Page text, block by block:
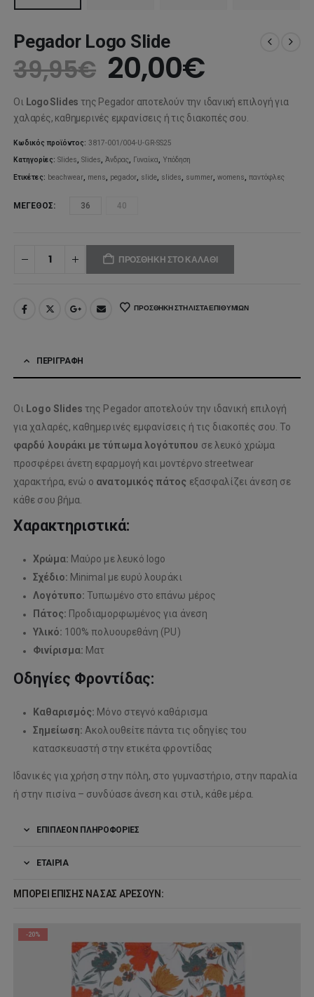
Pegador Logo Slide
39,95€ Original
price
was:
39,95€.
20,00€Η
τιμή
20,00€.
Οι Logo Slides της Pegador αποτελούν την ιδανική επιλογή για
χαλαρές, καθημερινές εμφανίσεις ή τις διακοπές σου.
Κωδικός προϊόντος: 3817-001/004-U-GR-SS25
Κατηγορίες:Slides,Slides,Άνδρας, Γυναίκα, Υπόδηση
Ετικέτες: beachwear, mens, pegador, slide, slides, summer,womens,παντόφλες
ΜΈΓΕΘΟΣ 36 40
ΠΡΟΣΘΉΚΗ ΣΤΟ ΚΑΛΆΘΙ
ΠΡΟΣΘΉΚΗ ΣΤΗ ΛΊΣΤΑ ΕΠΙΘΥΜΙΏΝ
ΠΕΡΙΓΡΑΦΉ
Οι Logo Slides της Pegador αποτελούν την ιδανική επιλογή
για χαλαρές, καθημερινές εμφανίσεις ή τις διακοπές σου. Το
φαρδύ λουράκι με τύπωμα λογότυπου σε λευκό χρώμα
προσφέρει άνετη εφαρμογή και μοντέρνο streetwear
χαρακτήρα, ενώ ο ανατομικός πάτος εξασφαλίζει άνεση σε
κάθε σου βήμα.
Χαρακτηριστικά:
Χρώμα: Μαύρο με λευκό logo
Σχέδιο: Minimal με ευρύ λουράκι
Λογότυπο: Τυπωμένο στο επάνω μέρος
Πάτος: Προδιαμορφωμένος για άνεση
Υλικό: 100% πολυουρεθάνη (PU)
Φινίρισμα: Ματ
Οδηγίες Φροντίδας:
Καθαρισμός: Μόνο στεγνό καθάρισμα
Σημείωση: Ακολουθείτε πάντα τις οδηγίες του
κατασκευαστή στην ετικέτα φροντίδας
Ιδανικές για χρήση στην πόλη, στο γυμναστήριο, στην παραλία
ή στην πισίνα – συνδύασε άνεση και στιλ, κάθε μέρα.
ΕΠΙΠΛΈΟΝ ΠΛΗΡΟΦΟΡΊΕΣ
ΕΤΑΙΡΊΑ
ΜΠΟΡΕΊ ΕΠΊΣΗΣ ΝΑ ΣΑΣ ΑΡΈΣΟΥΝ:
-20%